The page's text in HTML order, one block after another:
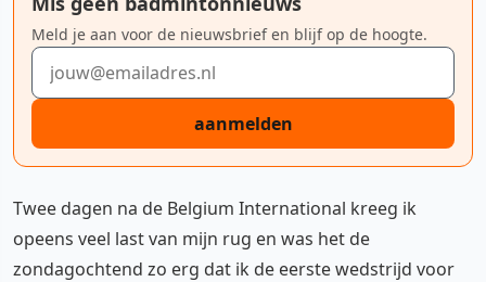
Meld je aan voor de nieuwsbrief en blijf op de hoogte.
E-mailadres
aanmelden
Twee dagen na de Belgium International kreeg ik
opeens veel last van mijn rug en was het de
zondagochtend zo erg dat ik de eerste wedstrijd voor